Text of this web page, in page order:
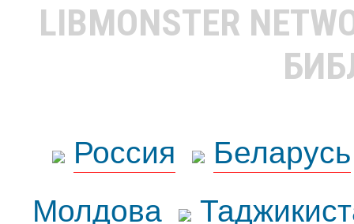
LIBMONSTER
Россия
Беларусь
Молдова